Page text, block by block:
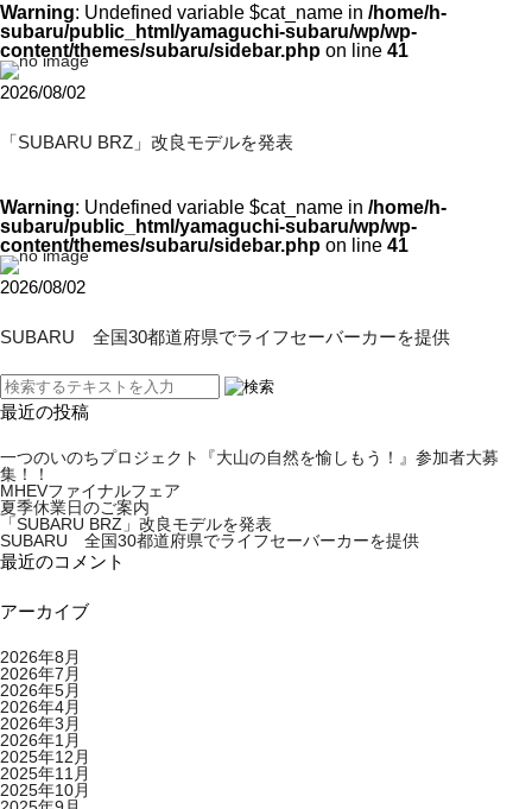
Warning: Undefined variable $cat_name in /home/h-
subaru/public_html/yamaguchi-subaru/wp/wp-
content/themes/subaru/sidebar.php on line 41
2026/08/02
「SUBARU BRZ」改良モデルを発表
Warning: Undefined variable $cat_name in /home/h-
subaru/public_html/yamaguchi-subaru/wp/wp-
content/themes/subaru/sidebar.php on line 41
2026/08/02
SUBARU 全国30都道府県でライフセーバーカーを提供
最近の投稿
一つのいのちプロジェクト『大山の自然を愉しもう！』参加者大募
集！！
MHEVファイナルフェア
夏季休業日のご案内
「SUBARU BRZ」改良モデルを発表
SUBARU 全国30都道府県でライフセーバーカーを提供
最近のコメント
アーカイブ
2026年8月
2026年7月
2026年5月
2026年4月
2026年3月
2026年1月
2025年12月
2025年11月
2025年10月